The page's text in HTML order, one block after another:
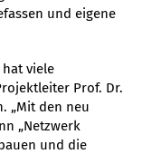
und eigene
hat viele
Prof. Dr.
„Mit den neu
„Netzwerk
und die